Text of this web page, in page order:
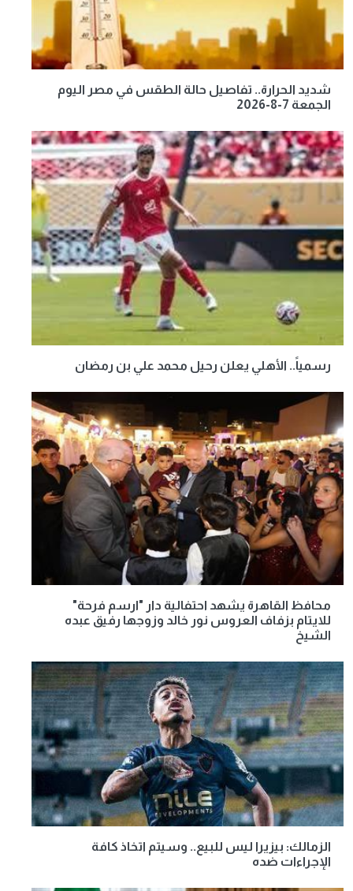
شديد الحرارة.. تفاصيل حالة الطقس في مصر اليوم
الجمعة 7-8-2026
رسمياً.. الأهلي يعلن رحيل محمد علي بن رمضان
محافظ القاهرة يشهد احتفالية دار "ارسم فرحة"
للايتام بزفاف العروس نور خالد وزوجها رفيق عبده
الشيخ
الزمالك: بيزيرا ليس للبيع.. وسيتم اتخاذ كافة
الإجراءات ضده